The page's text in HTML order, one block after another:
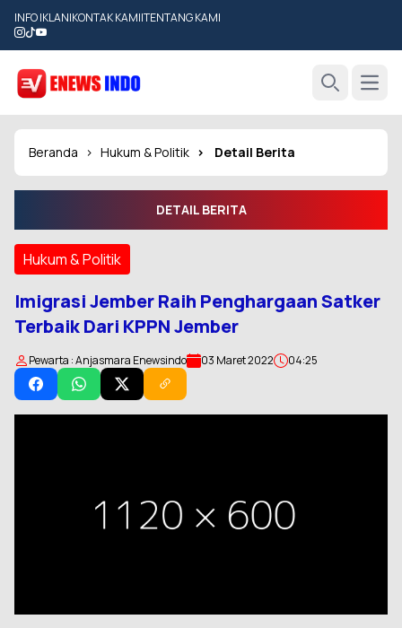
INFO IKLAN|KONTAK KAMI|TENTANG KAMI
Beranda Hukum & Politik Detail Berita
DETAIL BERITA
Hukum & Politik
Imigrasi Jember Raih Penghargaan Satker
Terbaik Dari KPPN Jember
Pewarta : Anjasmara Enewsindo 03 Maret 2022 04:25